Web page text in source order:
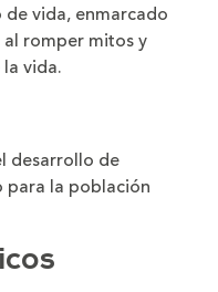
vida, enmarcado
romper mitos y
vida.
desarrollo de
la población